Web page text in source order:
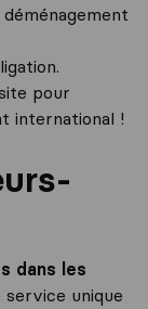
pour
international !
dans les
unique